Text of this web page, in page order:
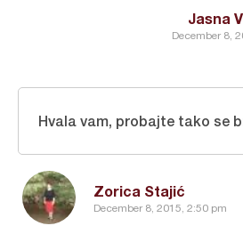
Jasna
December 8,
Zorica Stajić
December 8, 2015, 2:50 pm
Hvala vam, probajte tako se